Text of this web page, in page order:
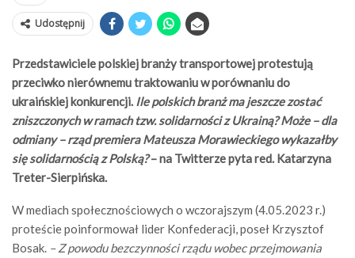
Udostępnij
Przedstawiciele polskiej branży transportowej protestują
przeciwko nierównemu traktowaniu w porównaniu do
ukraińskiej konkurencji. Ile polskich branż ma jeszcze zostać
zniszczonych w ramach tzw. solidarności z Ukrainą? Może – dla
odmiany – rząd premiera Mateusza Morawieckiego wykazałby
się solidarnością z Polską?– na Twitterze pyta red. Katarzyna
Treter-Sierpińska.
W mediach społecznościowych o wczorajszym (4.05.2023 r.)
proteście poinformował lider Konfederacji, poseł Krzysztof
Bosak. –Z powodu bezczynności rządu wobec przejmowania